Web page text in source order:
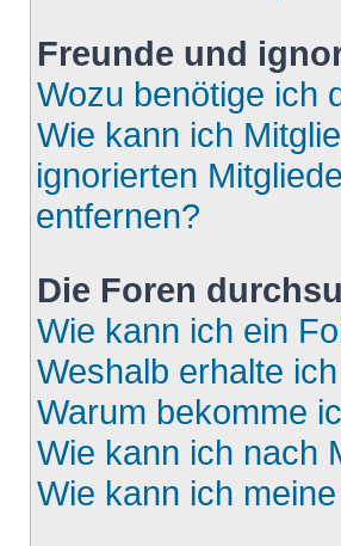
Freunde und
Wozu benötige ich
Wie kann ich
ignorierten
entfernen?
Die Foren
Wie kann ich ein
Weshalb erhalte
Warum bekomme
Wie kann ich nach
Wie kann ich